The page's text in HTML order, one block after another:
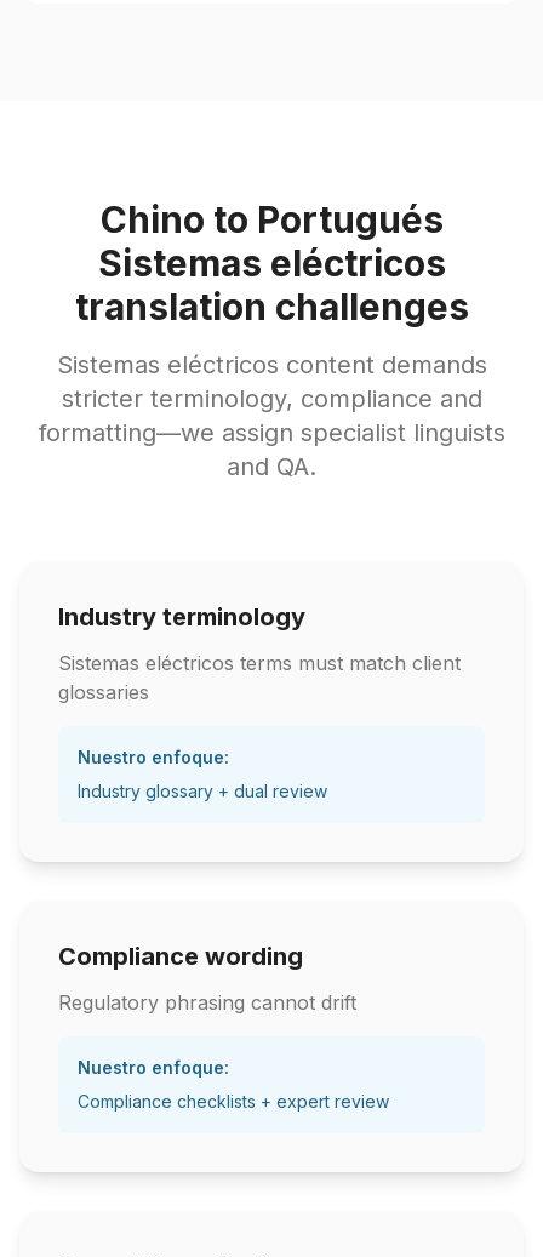
Chino to Portugués
Sistemas eléctricos
translation challenges
Sistemas eléctricos content demands
stricter terminology, compliance and
formatting—we assign specialist linguists
and QA.
Industry terminology
Sistemas eléctricos terms must match client
glossaries
Nuestro enfoque:
Industry glossary + dual review
Compliance wording
Regulatory phrasing cannot drift
Nuestro enfoque:
Compliance checklists + expert review